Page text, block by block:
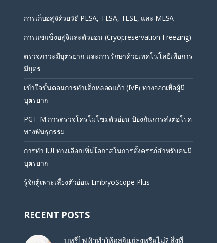
การเก็บอสุจิด้วยวิธี PESA, TESA, TESE, และ MESA
การแช่แข็งอสุจิและตัวอ่อน (Cryopreservation Freezing)
ตรวจภาวะมีบุตรยาก และการรักษาด้วยเทคโนโลยีเพื่อการ
มีบุตร
เข้าใจขั้นตอนการทำเด็กหลอดแก้ว (IVF) ทางออกเพื่อผู้มี
บุตรยาก
PGT-M การตรวจโครโมโซมตัวอ่อน ป้องกันการส่งต่อโรค
ทางพันธุกรรม
การทำ IUI ทางเลือกเพิ่มโอกาสในการตั้งครรภ์สำหรับคนมี
บุตรยาก
รู้จักตู้เพาะเลี้ยงตัวอ่อน EmbryoScope Plus
RECENT POSTS
บุหรี่ไฟฟ้าทำให้อสุจิแย่ลงหรือไม่? สิ่งที่